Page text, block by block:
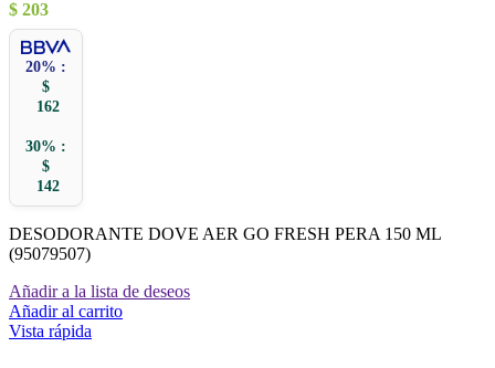
$ 203
20% :
$
162
30% :
$
142
DESODORANTE DOVE AER GO FRESH PERA 150 ML
(95079507)
Añadir a la lista de deseos
Añadir al carrito
Vista rápida